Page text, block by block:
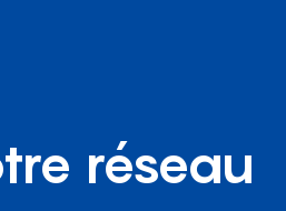
réseau